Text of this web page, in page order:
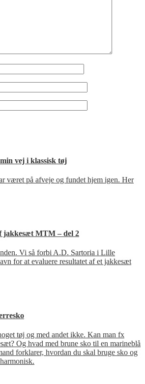
vej i klassisk tøj
været på afveje og fundet hjem igen. Her
jakkesæt MTM – del 2
Vi så forbi A.D. Sartoria i Lille
for at evaluere resultatet af et jakkesæt
tøj og med andet ikke. Kan man fx
Og hvad med brune sko til en marineblå
forklarer, hvordan du skal bruge sko og